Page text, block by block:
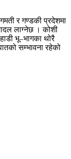
र गण्डकी प्रदेशमा
लाग्नेछ । कोशी
भू–भागका थोरै
सम्भावना रहेको